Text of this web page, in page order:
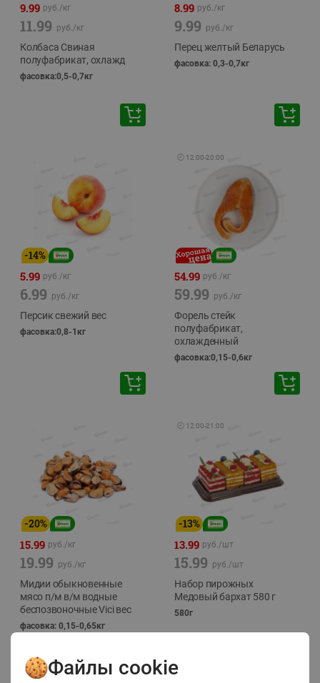
9.99 руб./кг
11.99 руб./кг
Колбаса Свиная
полуфабрикат, охлажд
фасовка:0,5-0,7кг
8.99 руб./кг
9.99 руб./кг
Перец желтый Беларусь
фасовка: 0,3-0,7кг
-14%
5.99 руб./кг
6.99 руб./кг
Персик свежий вес
фасовка:0,8-1кг
🕘 12:00-20:00
54.99 руб./кг
59.99 руб./кг
Форель стейк
полуфабрикат,
охлажденный
фасовка:0,15-0,6кг
-20%
15.99 руб./кг
19.99 руб./кг
Мидии обыкновенные
мясо п/м в/м водные
беспозвоночные Vici вес
фасовка: 0,15-0,65кг
🕘 12:00-21:00
-13%
13.99 руб./шт
15.99 руб./шт
Набор пирожных
Медовый бархат 580 г
580г
Файлы cookie